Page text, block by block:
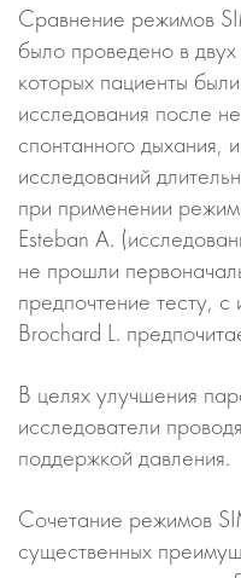
Сравнение режимов
было проведено в
которых пациенты
исследования после
спонтанного дыхания,
исследований
при применении
Esteban А.
не прошли
предпочтение тесту,
Brochard L.
В целях улучшения
исследователи
поддержкой давления.
Сочетание режимов
существенных